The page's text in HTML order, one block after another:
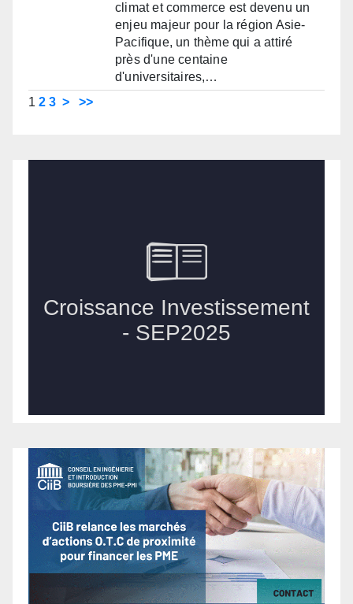
climat et commerce est devenu un
enjeu majeur pour la région Asie-
Pacifique, un thème qui a attiré
près d'une centaine
d'universitaires,…
1 2 3 > >>